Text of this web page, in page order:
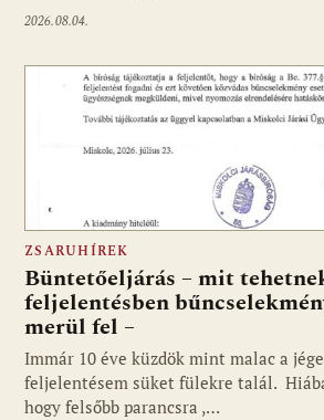
2026.08.04.
ZSARUHÍREK
Büntetőeljárás – mit
feljelentésben
merül fel –
Immár 10 éve küzdök mint malac a
feljelentésem süket fülekre talál.
hogy felsőbb parancsra ,…